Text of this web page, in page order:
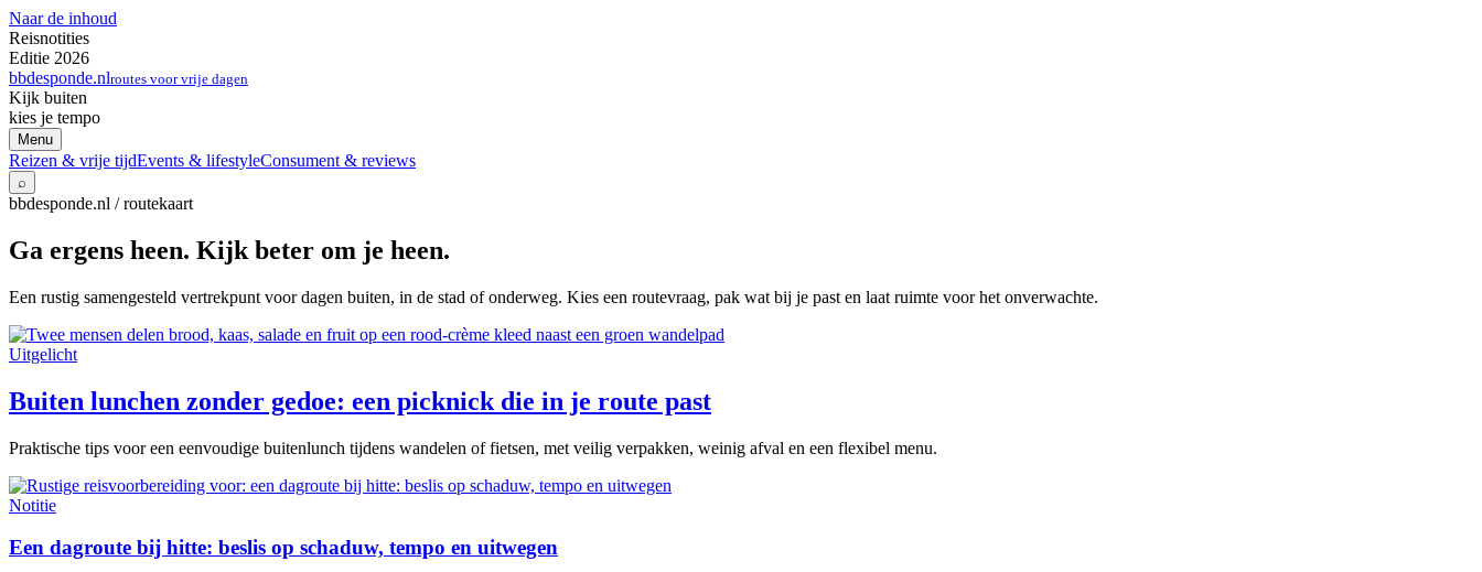
Naar de inhoud
Reisnotities
Editie 2026
bbdesponde.nlroutes voor vrije dagen
Kijk buiten
kies je tempo
Menu
Reizen & vrije tijdEvents & lifestyleConsument & reviews
⌕
bbdesponde.nl / routekaart
Ga ergens heen. Kijk beter om je heen.
Een rustig samengesteld vertrekpunt voor dagen buiten, in de stad of onderweg. Kies een routevraag, pak wat bij je past en laat ruimte voor het onverwachte.
Uitgelicht
Buiten lunchen zonder gedoe: een picknick die in je route past
Praktische tips voor een eenvoudige buitenlunch tijdens wandelen of fietsen, met veilig verpakken, weinig afval en een flexibel menu.
Notitie
Een dagroute bij hitte: beslis op schaduw, tempo en uitwegen